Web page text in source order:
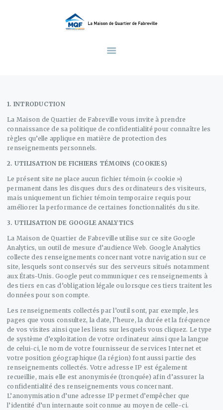
LA MAISON DE QUARTIER DE FABREVILLE
À PROPOS DE NOUS
SECTEUR ALIMENTAIRE
CALENDRIER
CONTACTS
1. INTRODUCTION
La Maison de Quartier de Fabreville vous invite à prendre
connaissance de sa politique de confidentialité pour connaître les
règles qu’elle applique en matière de protection des
renseignements personnels.
2. UTILISATION DE FICHIERS TÉMOINS (COOKIES)
Le présent site ne place aucun fichier témoin (« cookie »)
permanent dans les disques durs des ordinateurs des visiteurs,
mais uniquement un fichier témoin temporaire requis pour
améliorer la performance de certaines fonctionnalités du site.
3. UTILISATION DE GOOGLE ANALYTICS
La Maison de Quartier de Fabreville utilise sur ce site Google
Analytics, un outil de mesure d’audience Web. Google Analytics
collecte des renseignements concernant votre navigation sur ce
site, lesquels sont conservés sur des serveurs situés notamment
aux États-Unis. Google peut communiquer ces renseignements à
des tiers en cas d’obligation légale ou lorsque ces tiers traitent les
données pour son compte.
Les renseignements collectés par l’outil sont, par exemple, les
pages que vous consultez, la date, l’heure, la durée et la fréquence
de vos visites ainsi que les liens sur lesquels vous cliquez. Le type
de système d’exploitation de votre ordinateur ainsi que la langue
de celui-ci, le nom de votre fournisseur de services Internet et
votre position géographique (la région) font aussi partie des
renseignements collectés. Votre adresse IP est également
recueillie, mais elle est anonymisée (tronquée) afin d’assurer la
confidentialité des renseignements vous concernant.
L’anonymisation d’une adresse IP permet d’empêcher que
l’identité d’un internaute soit connue au moyen de celle-ci.